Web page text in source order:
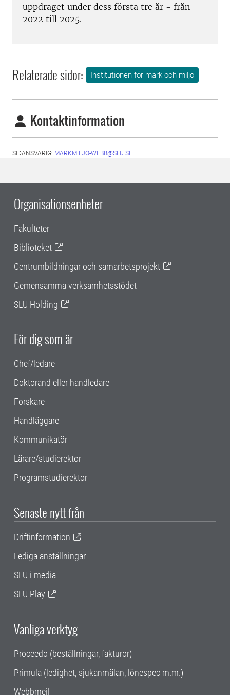
uppdraget under dess första tre år - från
2022 till 2025.
Relaterade sidor: Institutionen för mark och miljö
Kontaktinformation
SIDANSVARIG: MARKMILJO-WEBB@SLU.SE
Organisationsenheter
Fakulteter
Biblioteket
Centrumbildningar och samarbetsprojekt
Gemensamma verksamhetsstödet
SLU Holding
För dig som är
Chef/ledare
Doktorand eller handledare
Forskare
Handläggare
Kommunikatör
Lärare/studierektor
Programstudierektor
Senaste nytt från
Driftinformation
Lediga anställningar
SLU i media
SLU Play
Vanliga verktyg
Proceedo (beställningar, fakturor)
Primula (ledighet, sjukanmälan, lönespec m.m.)
Webbmejl